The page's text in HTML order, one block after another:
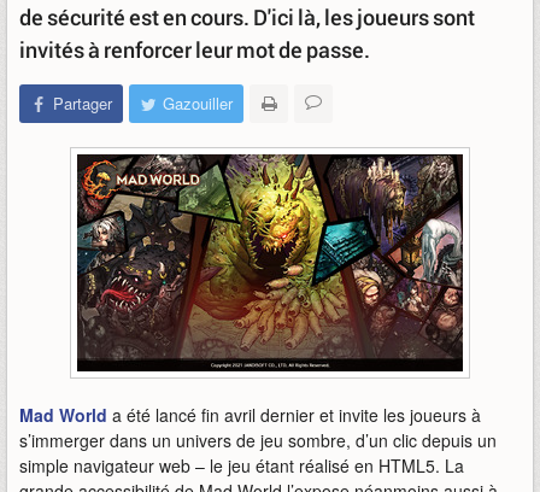
de sécurité est en cours. D'ici là, les joueurs sont
invités à renforcer leur mot de passe.
Partager Gazouiller
Mad World a été lancé fin avril dernier et invite les joueurs à
s’immerger dans un univers de jeu sombre, d’un clic depuis un
simple navigateur web – le jeu étant réalisé en HTML5. La